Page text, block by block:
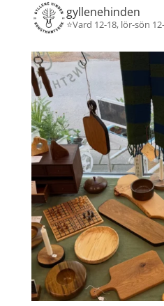
gyllenehinden
⭐️Vard 12-18, lör-sön